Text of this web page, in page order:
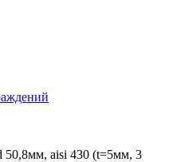
50,8мм, aisi 430 (t=5мм, 3